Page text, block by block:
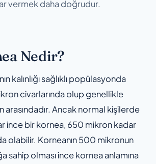
vermek daha doğrudur.
Nedir?
kalınlığı sağlıklı popülasyonda
civarlarında olup genellikle
Ancak normal kişilerde
ince bir kornea, 650 mikron kadar
olabilir. Korneanın 500 mikronun
sahip olması ince kornea anlamına